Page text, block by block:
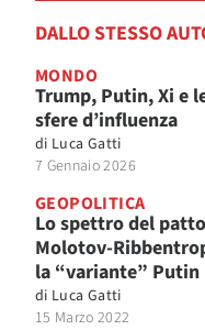
DALLO STESSO
MONDO
Trump, Putin, Xi e
sfere d’influenza
di Luca Gatti
7 Gennaio 2026
GEOPOLITICA
Lo spettro del patto
Molotov-
la “variante” Putin
di Luca Gatti
15 Marzo 2022